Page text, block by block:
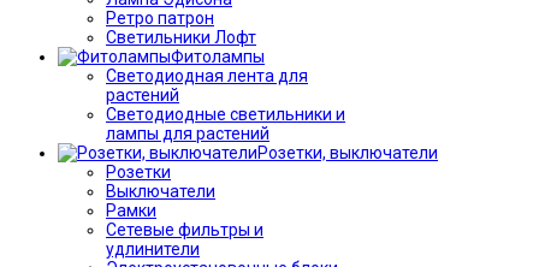
Ретро патрон
Светильники Лофт
Фитолампы
Светодиодная лента для
растений
Светодиодные светильники и
лампы для растений
Розетки, выключатели
Розетки
Выключатели
Рамки
Сетевые фильтры и
удлинители